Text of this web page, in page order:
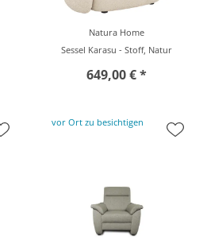
Natura Home
Sessel Karasu - Stoff, Natur
649,00 € *
vor Ort zu besichtigen